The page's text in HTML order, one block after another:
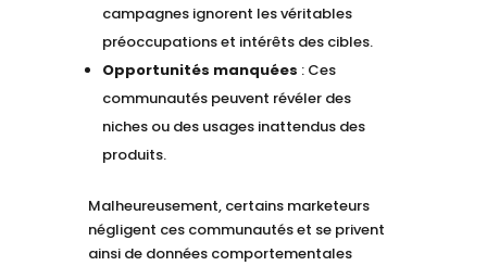
campagnes ignorent les véritables
préoccupations et intérêts des cibles.
Opportunités manquées : Ces
communautés peuvent révéler des
niches ou des usages inattendus des
produits.
Malheureusement, certains marketeurs
négligent ces communautés et se privent
ainsi de données comportementales